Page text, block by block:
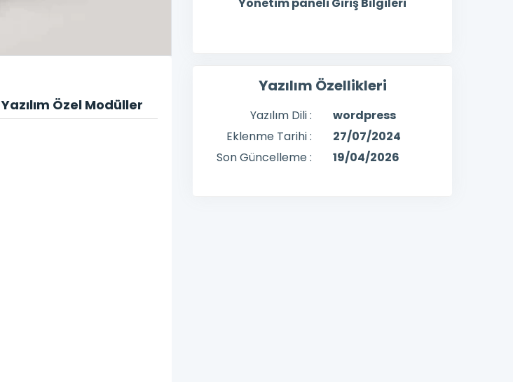
Yazılım Özel Modüller
Yönetim paneli Giriş Bilgileri
Yazılım Özellikleri
Yazılım Dili :
wordpress
Eklenme Tarihi :
27/07/2024
Son Güncelleme :
19/04/2026